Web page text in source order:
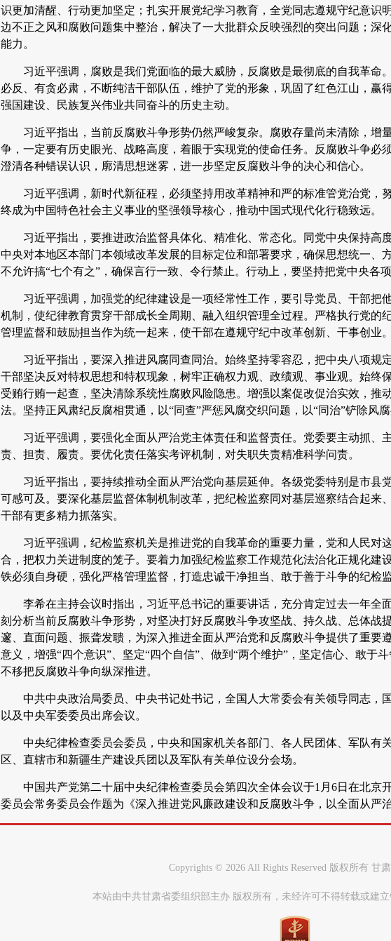
识更加清醒、行动更加坚定；扎实开展党纪学习教育，全党同志遵规守纪意
边不正之风和腐败问题集中整治，解决了一大批群众反映强烈的突出问题；
能力。
习近平强调，腐败是我们党面临的最大威胁，反腐败是最彻底的自我革
必反、有贪必肃，不断纯洁干部队伍，维护了党的形象，巩固了红色江山，
强国建设、民族复兴伟业共同奋斗的历史主动。
习近平指出，当前反腐败斗争形势仍然严峻复杂。腐败存量尚未清除，
争，一定要有历史眼光、战略高度，着眼于实现党的使命任务。反腐败斗争
澄清各种错误认识，廓清思想迷雾，进一步坚定反腐败斗争的决心和信心。
习近平强调，新时代新征程，必须坚持用改革精神和严的标准管党治党
终成为中国特色社会主义事业的坚强领导核心，推动中国式现代化行稳致远。
习近平指出，要推进政治监督具体化、精准化、常态化。同党中央保持
中央对本地区本部门本领域改革发展的目标定位和部署要求，确保思想统一
不允许搞“七个有之”，确保言行一致、令行禁止。行动上，要坚持把党中央
习近平强调，加强党的纪律建设是一项经常性工作，要引导党员、干部
机制，使纪律教育贯穿干部成长全周期、融入组织管理全过程。严格执行党
管理监督和鼓励担当作为统一起来，使干部在遵规守纪中改革创新、干事创业。
习近平指出，要深入推进风腐同查同治。始终坚持零容忍，把中央八项
干部坚决反对特权思想和特权现象，树牢正确权力观、政绩观、事业观。始
受贿行贿一起查，坚决清除系统性腐败风险隐患。增强以案促改促治实效，
法。坚持正风肃纪反腐相贯通，以“同查”严惩风腐交织问题，以“同治”铲除风腐
习近平强调，要强化全面从严治党主体责任和监督责任。党委要主动抓
责、担责、履责。要优化责任落实考评机制，对失职失责精准科学问责。
习近平指出，要持续推动全面从严治党向基层延伸。各级党委特别是市
可感可及。要深化基层监督体制机制改革，把纪检监察同对基层巡察结合起
干部有更多精力抓落实。
习近平强调，纪检监察机关是推进党的自我革命的重要力量，党和人民
合，把权力关进制度的笼子。要着力加强纪检监察工作规范化法治化正规化
铁必须自身硬，强化严格管理监督，打造忠诚干净担当、敢于善于斗争的纪检监
李希在主持会议时指出，习近平总书记的重要讲话，充分肯定过去一年
刻分析当前反腐败斗争形势，对坚决打好反腐败斗争攻坚战、持久战、总体
邃、直面问题、振聋发聩，为深入推进全面从严治党和反腐败斗争提供了重
意义，增强“四个意识”、坚定“四个自信”、做到“两个维护”，坚定信心、敢
不移把反腐败斗争向纵深推进。
中共中央政治局委员、中央书记处书记，全国人大常委会有关领导同志
以及中央军委委员出席会议。
中央纪律检查委员会委员，中央和国家机关各部门、各人民团体、军队
区、直辖市和新疆生产建设兵团以及军队有关单位设分会场。
中国共产党第二十届中央纪律检查委员会第四次全体会议于1月6日在北
委员会常务委员会作题为《深入推进党风廉政建设和反腐败斗争，以全面从严
Copyrights © 2026 All Rights Reserved 版权所有 甘
本站由中共甘肃省委组织部主办 版权所有，未经许可不得转载或建立